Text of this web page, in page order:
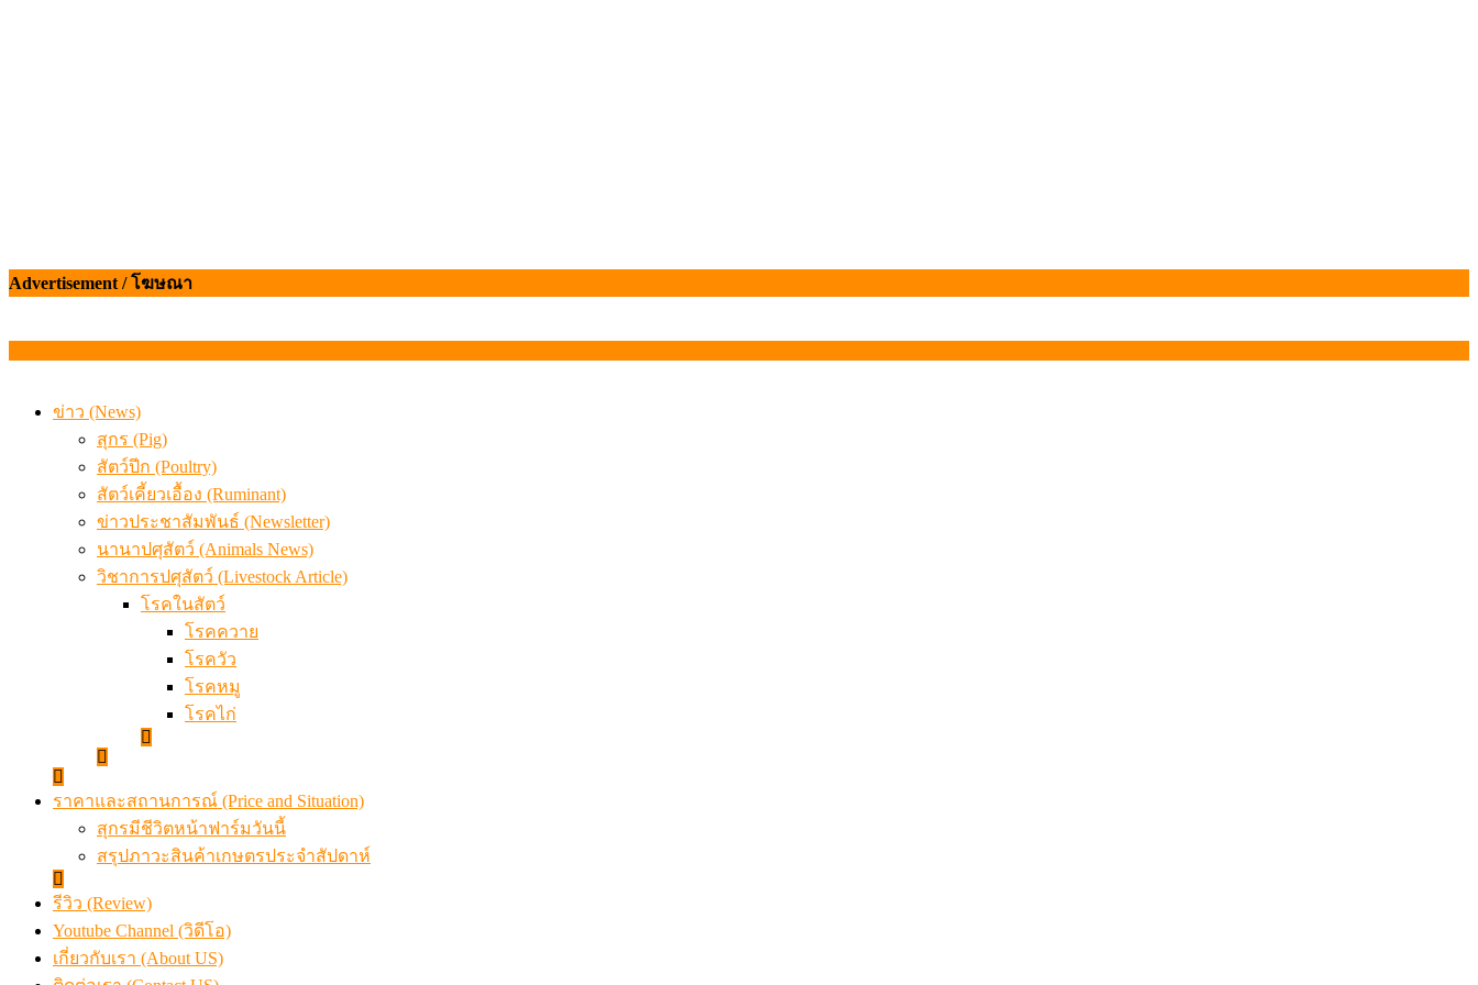
Advertisement / โฆษณา
ข่าว (News)
สุกร (Pig)
สัตว์ปีก (Poultry)
สัตว์เคี้ยวเอื้อง (Ruminant)
ข่าวประชาสัมพันธ์ (Newsletter)
นานาปศุสัตว์ (Animals News)
วิชาการปศุสัตว์ (Livestock Article)
โรคในสัตว์
โรคควาย
โรควัว
โรคหมู
โรคไก่
ราคาและสถานการณ์ (Price and Situation)
สุกรมีชีวิตหน้าฟาร์มวันนี้
สรุปภาวะสินค้าเกษตรประจำสัปดาห์
รีวิว (Review)
Youtube Channel (วิดีโอ)
เกี่ยวกับเรา (About US)